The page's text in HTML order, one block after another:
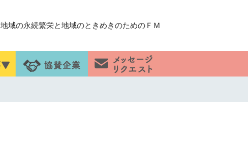
地域の永続繁栄と地域のときめきのためのＦＭ